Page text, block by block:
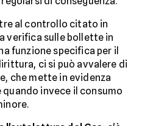
al controllo citato in
verifica sulle bollette in
funzione specifica per il
ci si può avvalere di
che mette in evidenza
quando invece il consumo